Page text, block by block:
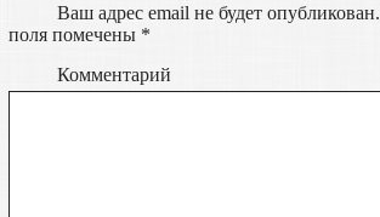
Ваш адрес email не будет опубликован.
поля помечены *
Комментарий